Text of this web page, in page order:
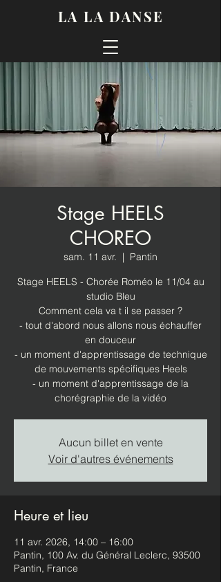
LA LA DANSE
Stage HEELS
CHOREO
sam. 11 avr.
  |
Pantin
Stage HEELS - Chorée Roméo le 11/04 au
studio Bleu
Comment cela va t il se passer ?
- tout d'abord nous allons nous échauffer
en douceur
- un moment d'apprentissage de technique
de mouvements spécifiques Heels
- un moment d'apprentissage de la
chorégraphie de la vidéo
Aucun billet en vente
Voir d'autres événements
Heure et lieu
11 avr. 2026, 14:00 – 16:00
Pantin, 100 Av. du Général Leclerc, 93500
Pantin, France